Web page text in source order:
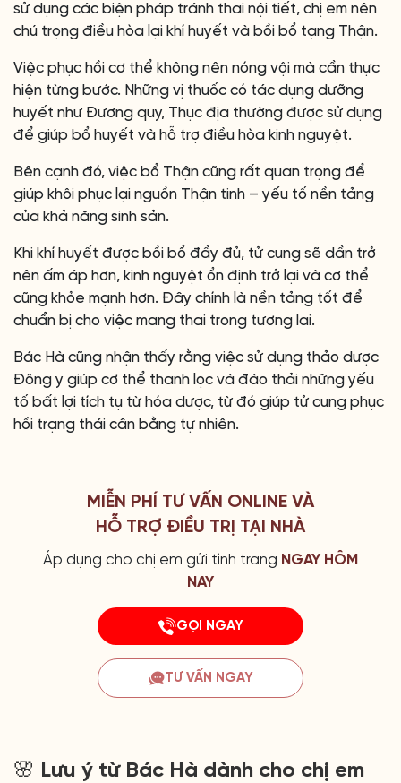
sử dụng các biện pháp tránh thai nội tiết, chị em nên
chú trọng điều hòa lại khí huyết và bồi bổ tạng Thận.
Việc phục hồi cơ thể không nên nóng vội mà cần thực
hiện từng bước. Những vị thuốc có tác dụng dưỡng
huyết như Đương quy, Thục địa thường được sử dụng
để giúp bổ huyết và hỗ trợ điều hòa kinh nguyệt.
Bên cạnh đó, việc bổ Thận cũng rất quan trọng để
giúp khôi phục lại nguồn Thận tinh – yếu tố nền tảng
của khả năng sinh sản.
Khi khí huyết được bồi bổ đầy đủ, tử cung sẽ dần trở
nên ấm áp hơn, kinh nguyệt ổn định trở lại và cơ thể
cũng khỏe mạnh hơn. Đây chính là nền tảng tốt để
chuẩn bị cho việc mang thai trong tương lai.
Bác Hà cũng nhận thấy rằng việc sử dụng thảo dược
Đông y giúp cơ thể thanh lọc và đào thải những yếu
tố bất lợi tích tụ từ hóa dược, từ đó giúp tử cung phục
hồi trạng thái cân bằng tự nhiên.
MIỄN PHÍ TƯ VẤN ONLINE VÀ
HỖ TRỢ ĐIỀU TRỊ TẠI NHÀ
Áp dụng cho chị em gửi tình trang NGAY HÔM
NAY
GỌI NGAY
TƯ VẤN NGAY
🌸 Lưu ý từ Bác Hà dành cho chị em